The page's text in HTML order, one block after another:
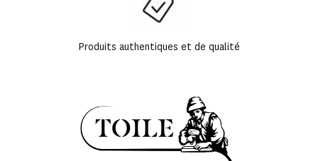
Produits authentiques et de qualité